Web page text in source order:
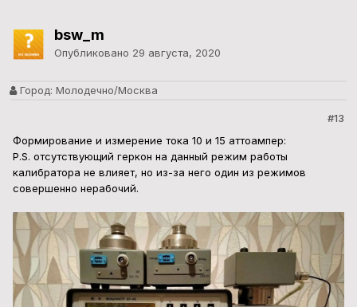
bsw_m
Опубликовано 29 августа, 2020
Город: Молодечно/Москва
#13
Формирование и измерение тока 10 и 15 аттоампер:
P.S. отсутствующий геркон на данный режим работы
калибратора не влияет, но из-за него один из режимов
совершенно нерабочий.